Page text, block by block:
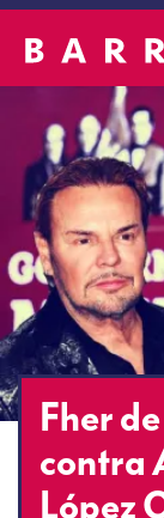
Fher
contra
López